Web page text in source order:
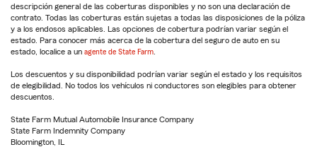
descripción general de las coberturas disponibles y no son una declaración de
contrato. Todas las coberturas están sujetas a todas las disposiciones de la póliza
y a los endosos aplicables. Las opciones de cobertura podrían variar según el
estado. Para conocer más acerca de la cobertura del seguro de auto en su
estado, localice a un agente de State Farm
Los descuentos y su disponibilidad podrían variar según el estado y los requisitos
de elegibilidad. No todos los vehículos ni conductores son elegibles para obtener
descuentos.
State Farm Mutual Automobile Insurance Company
State Farm Indemnity Company
Bloomington, IL